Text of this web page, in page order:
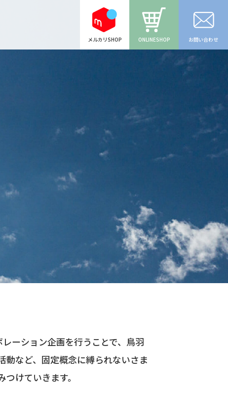
メルカリSHOP ONLINESHOP お問い合わせ
ーション企画を行うことで、鳥羽
動など、固定概念に縛られないさま
けていきます。